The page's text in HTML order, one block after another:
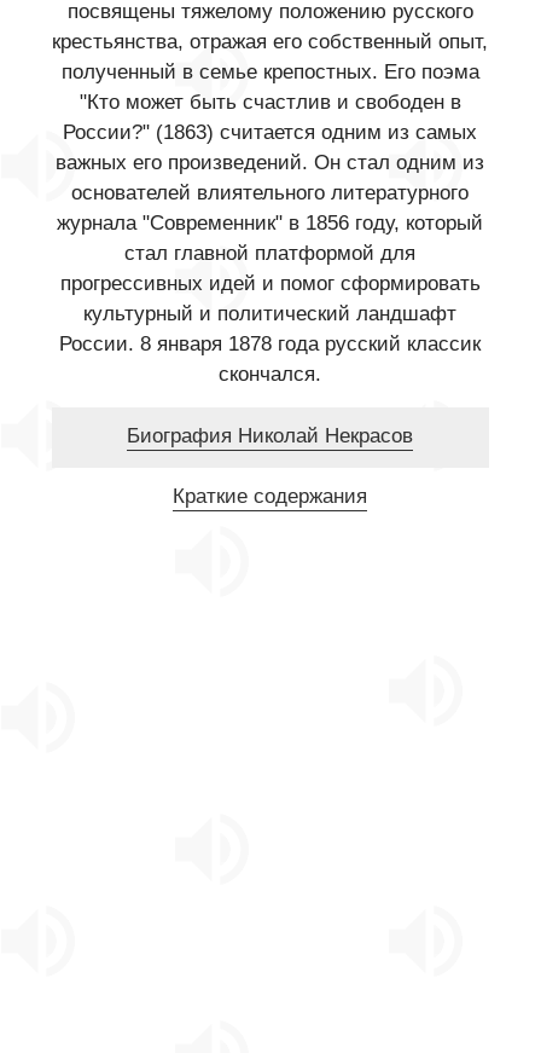
посвящены тяжелому положению русского
крестьянства, отражая его собственный опыт,
полученный в семье крепостных. Его поэма
"Кто может быть счастлив и свободен в
России?" (1863) считается одним из самых
важных его произведений. Он стал одним из
основателей влиятельного литературного
журнала "Современник" в 1856 году, который
стал главной платформой для
прогрессивных идей и помог сформировать
культурный и политический ландшафт
России. 8 января 1878 года русский классик
скончался.
Биография Николай Некрасов
Краткие содержания